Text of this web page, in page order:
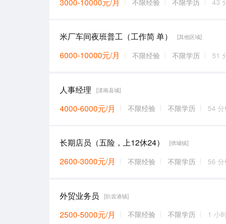
不限经验 不限学历 43
米厂车间夜班普工（工作简 单） [其他区域]
6000-10000元/月 不限经验 不限学历 51
人事经理 [滦南县城]
4000-6000元/月 不限经验 不限学历 54
长期店员（五险，上12休24） [倴城镇]
2600-3000元/月 不限经验 不限学历 56
外贸业务员 [扒齿港镇]
2500-5000元/月 不限经验 不限学历 1 小